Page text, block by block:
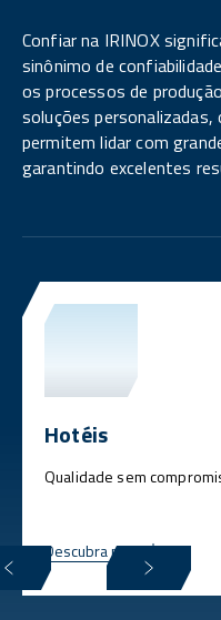
Confiar na IRINOX
sinônimo de
os processos de
soluções
permitem lidar com
garantindo excelentes
Hotéis
Qualidade sem
Descubra mais